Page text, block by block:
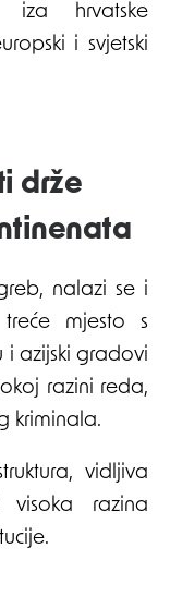
hrvatske
i svjetski
drže
nalazi se i
mjesto s
i azijski gradovi
razini reda,
kriminala.
vidljiva
visoka razina